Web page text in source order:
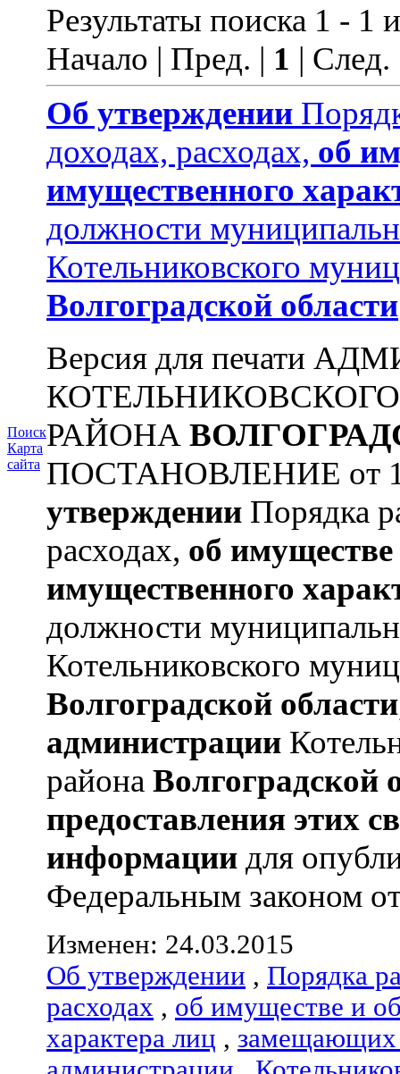
Поиск
Карта
сайта
Результаты поиска 1 - 1
Начало | Пред. | 1 |
Об утверждении
доходах, расходах, об
имущественного
должности
Котельниковского
Волгоградской области
Версия для печати
РАЙОНА
ПОСТАНОВЛЕНИЕ от
утверждении Порядка
расходах, об имуществе
имущественного
должности
Котельниковского
Волгоградской области
администрации
района Волгоградской
предоставления этих
информации для
Федеральным законом
Изменен: 24.03.2015
Об утверждении , Порядка
расходах , об имуществе и
характера лиц , замещающих